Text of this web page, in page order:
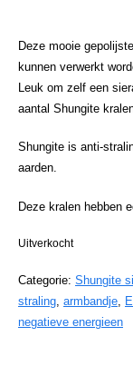
Deze mooie
kunnen verwerkt
Leuk om zelf een
aantal Shungite
Shungite is anti-
aarden.
Deze kralen hebben
Uitverkocht
Categorie: Shungite
straling, armbandje,
negatieve energieen